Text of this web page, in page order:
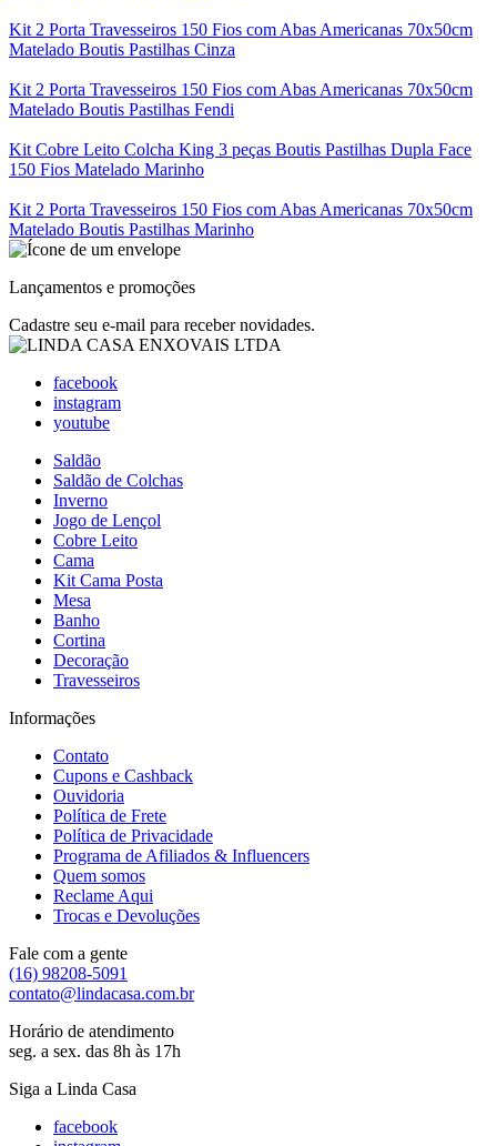
Kit 2 Porta Travesseiros 150 Fios com Abas Americanas 70x50cm
Matelado Boutis Pastilhas Cinza
Kit 2 Porta Travesseiros 150 Fios com Abas Americanas 70x50cm
Matelado Boutis Pastilhas Fendi
Kit Cobre Leito Colcha King 3 peças Boutis Pastilhas Dupla Face
150 Fios Matelado Marinho
Kit 2 Porta Travesseiros 150 Fios com Abas Americanas 70x50cm
Matelado Boutis Pastilhas Marinho
Lançamentos e promoções
Cadastre seu e-mail para receber novidades.
facebook
instagram
youtube
Saldão
Saldão de Colchas
Inverno
Jogo de Lençol
Cobre Leito
Cama
Kit Cama Posta
Mesa
Banho
Cortina
Decoração
Travesseiros
Informações
Contato
Cupons e Cashback
Ouvidoria
Política de Frete
Política de Privacidade
Programa de Afiliados & Influencers
Quem somos
Reclame Aqui
Trocas e Devoluções
Fale com a gente
(16) 98208-5091
contato@lindacasa.com.br
Horário de atendimento
seg. a sex. das 8h às 17h
Siga a Linda Casa
facebook